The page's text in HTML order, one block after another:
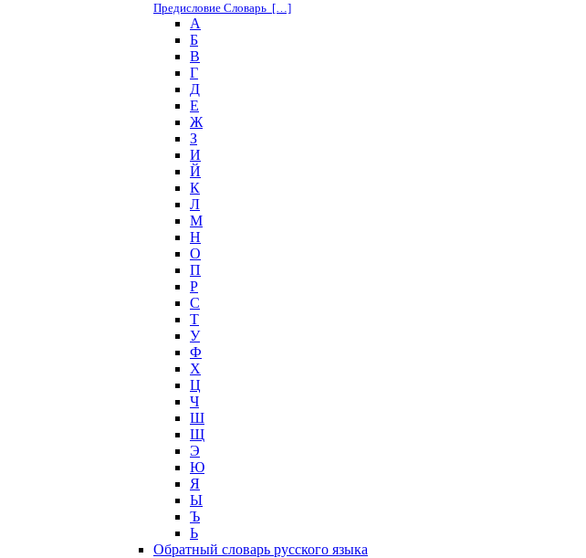
Предисловие Словарь […]
А
Б
В
Г
Д
Е
Ж
З
И
Й
К
Л
М
Н
О
П
Р
С
Т
У
Ф
Х
Ц
Ч
Ш
Щ
Э
Ю
Я
Ы
Ъ
Ь
Обратный словарь русского языка